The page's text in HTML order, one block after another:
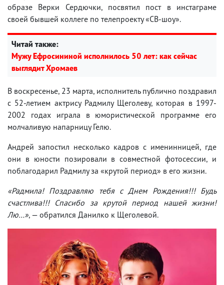
образе Верки Сердючки, посвятил пост в инстаграме
своей бывшей коллеге по телепроекту «СВ-шоу».
Читай также:
Мужу Ефросининой исполнилось 50 лет: как сейчас
выглядит Хромаев
В воскресенье, 23 марта, исполнитель публично поздравил
с 52-летием актрису Радмилу Щеголеву, которая в 1997-
2002 годах играла в юмористической программе его
молчаливую напарницу Гелю.
Андрей запостил несколько кадров с именинницей, где
они в юности позировали в совместной фотосессии, и
поблагодарил Радмилу за «крутой период» в его жизни.
«Радмила! Поздравляю тебя с Днем Рождения!!! Будь
счастлива!!! Спасибо за крутой период нашей жизни!
Лю…», — обратился Данилко к Щеголевой.